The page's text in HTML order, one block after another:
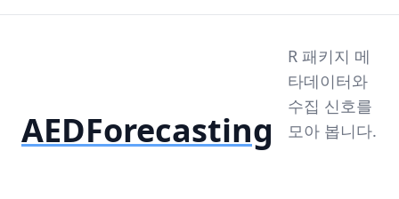
AEDForecasting
R 패키지 메
타데이터와
수집 신호를
모아 봅니다.